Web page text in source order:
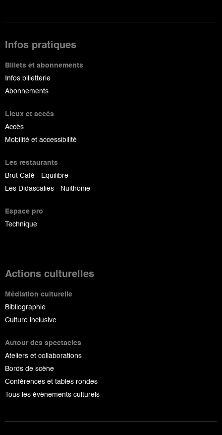
Infos pratiques
Billets et abonnements
Infos billetterie
Abonnements
Lieux et accès
Accès
Mobilité et accessibilité
Les restaurants
Brut Café - Equilibre
Les Didascalies - Nuithonie
Espace pro
Technique
Actions culturelles
Médiation culturelle
Bibliographie
Culture inclusive
Autour des spectacles
Ateliers et collaborations
Bords de scène
Conférences et tables rondes
Tous les événements culturels